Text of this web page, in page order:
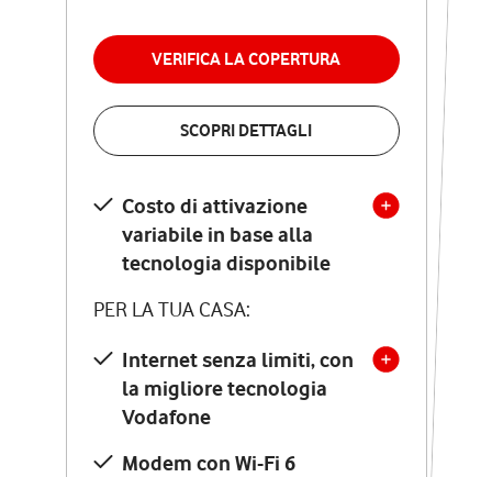
VERIFICA LA COPERTURA
SCOPRI DETTAGLI
Costo di attivazione
variabile in base alla
tecnologia disponibile
PER LA TUA CASA:
Internet senza limiti, con
la migliore tecnologia
Vodafone
Modem con Wi-Fi 6
permanenza
VERIFICA LA COPERTURA
Costo di attivazione
variabile in base alla
tecnologia disponibile
PER LA TUA CASA:
Internet senza limiti, con
la migliore tecnologia
Vodafone
Modem Seven con Wi-Fi 7
Chiamate illimitate verso
numeri fissi e mobili